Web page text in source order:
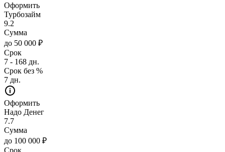
Оформить
Турбозайм
9.2
Сумма
до 50 000 ₽
Срок
7 - 168 дн.
Срок без %
7 дн.
Оформить
Надо Денег
7.7
Сумма
до 100 000 ₽
Срок